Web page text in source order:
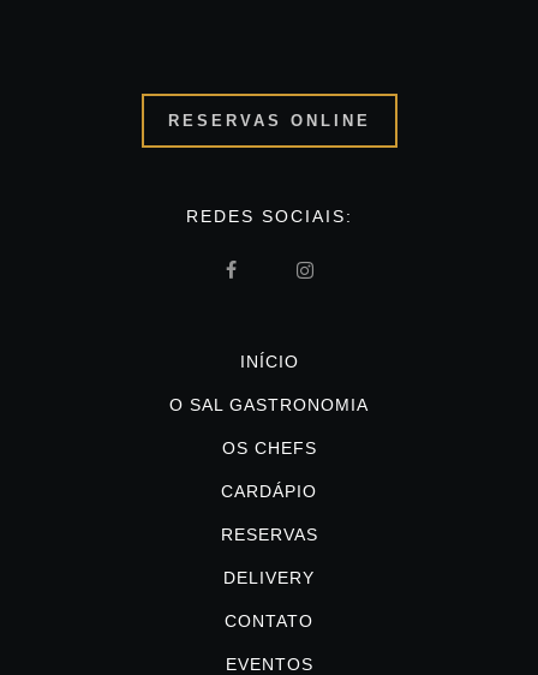
RESERVAS ONLINE
REDES SOCIAIS:
INÍCIO
O SAL GASTRONOMIA
OS CHEFS
CARDÁPIO
RESERVAS
DELIVERY
CONTATO
EVENTOS